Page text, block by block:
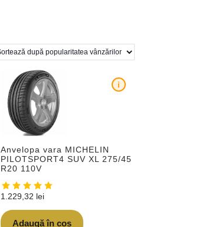
Anvelopa vara MICHELIN
PILOTSPORT4 SUV XL 275/45
R20 110V
i
1.229,32 lei
Adaugă în coș